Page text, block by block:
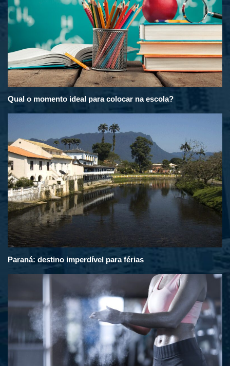
Qual o momento ideal para colocar na escola?
Paraná: destino imperdível para férias